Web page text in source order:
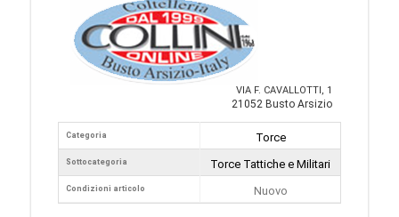
VIA F. CAVALLOTTI, 1
21052 Busto Arsizio
Categoria
Sottocategoria
Condizioni articolo
Torce
Torce Tattiche e Militari
Nuovo